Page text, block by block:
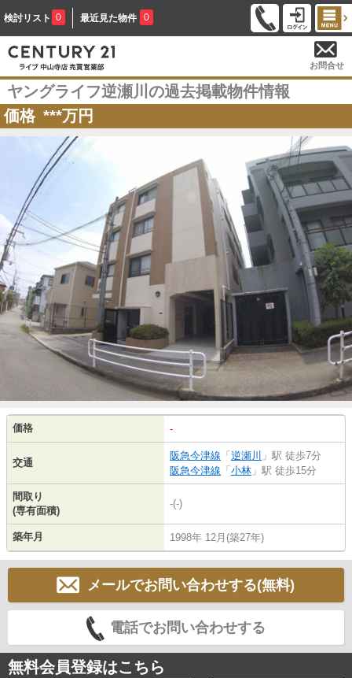
検討リスト 0 最近見た物件 0
お問合せ
ヤングライフ逆瀬川の過去掲載物件情報
価格 ***万円
価格 -
交通
阪急今津線 「 逆瀬川 」駅 徒歩7分
阪急今津線 「 小林 」駅 徒歩15分
間取り
(専有面積)
-(-)
築年月 1998年 12月(築27年)
メールでお問い合わせする(無料)
電話でお問い合わせする
無料会員登録はこちら